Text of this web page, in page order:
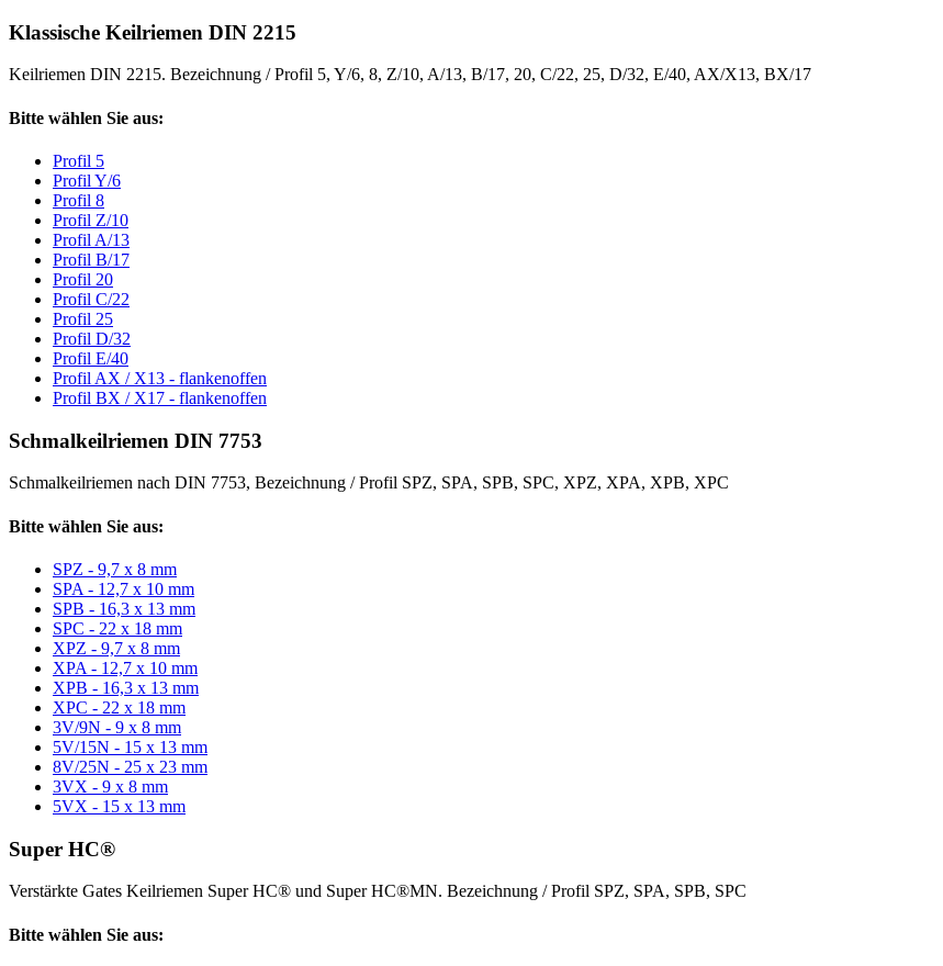
Klassische Keilriemen DIN 2215
Keilriemen DIN 2215. Bezeichnung / Profil 5, Y/6, 8, Z/10, A/13, B/17, 20, C/22, 25, D/32, E/40, AX/X13, BX/17
Bitte wählen Sie aus:
Profil 5
Profil Y/6
Profil 8
Profil Z/10
Profil A/13
Profil B/17
Profil 20
Profil C/22
Profil 25
Profil D/32
Profil E/40
Profil AX / X13 - flankenoffen
Profil BX / X17 - flankenoffen
Schmalkeilriemen DIN 7753
Schmalkeilriemen nach DIN 7753, Bezeichnung / Profil SPZ, SPA, SPB, SPC, XPZ, XPA, XPB, XPC
Bitte wählen Sie aus:
SPZ - 9,7 x 8 mm
SPA - 12,7 x 10 mm
SPB - 16,3 x 13 mm
SPC - 22 x 18 mm
XPZ - 9,7 x 8 mm
XPA - 12,7 x 10 mm
XPB - 16,3 x 13 mm
XPC - 22 x 18 mm
3V/9N - 9 x 8 mm
5V/15N - 15 x 13 mm
8V/25N - 25 x 23 mm
3VX - 9 x 8 mm
5VX - 15 x 13 mm
Super HC®
Verstärkte Gates Keilriemen Super HC® und Super HC®MN. Bezeichnung / Profil SPZ, SPA, SPB, SPC
Bitte wählen Sie aus: